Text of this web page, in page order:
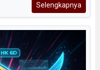
Selengkapnya